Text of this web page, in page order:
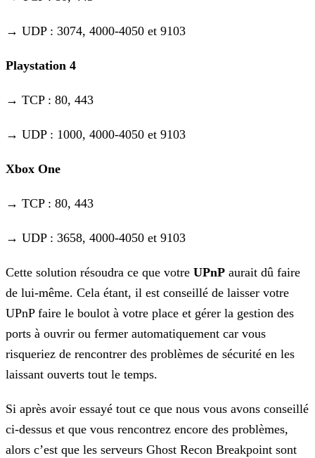
→ UDP : 3074, 4000-4050 et 9103
Playstation 4
→ TCP : 80, 443
→ UDP : 1000, 4000-4050 et 9103
Xbox One
→ TCP : 80, 443
→ UDP : 3658, 4000-4050 et 9103
Cette solution résoudra ce que votre UPnP aurait dû faire
de lui-même. Cela étant, il est conseillé de laisser votre
UPnP faire le boulot à votre place et gérer la gestion des
ports à ouvrir ou fermer automatiquement car vous
risqueriez de rencontrer des problèmes de sécurité en les
laissant ouverts tout le temps.
Si après avoir essayé tout ce que nous vous avons conseillé
ci-dessus et que vous rencontrez encore des problèmes,
alors c’est que les serveurs Ghost Recon Breakpoint sont